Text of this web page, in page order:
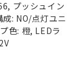
プッシュイン
: NO/点灯ユニ
色: 橙, LEDラ